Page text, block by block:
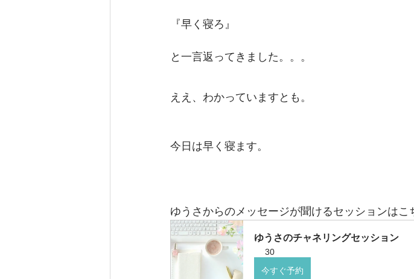
『早く寝ろ』
と一言返ってきました。。。
ええ、わかっていますとも。
今日は早く寝ます。
ゆうさからのメッセージが聞けるセッションはこ
ゆうさのチャネリングセッション
30
今すぐ予約